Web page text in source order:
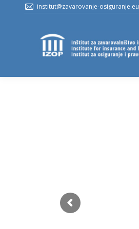
institut@zavarovanje-osiguranje.eu